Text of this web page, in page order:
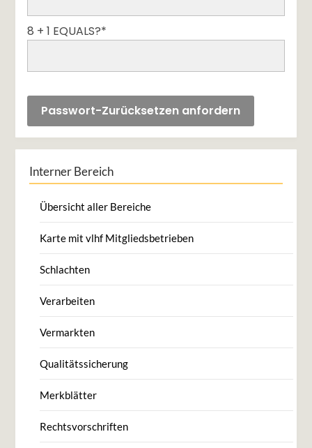
8 + 1 EQUALS?*
Interner Bereich
Übersicht aller Bereiche
Karte mit vlhf Mitgliedsbetrieben
Schlachten
Verarbeiten
Vermarkten
Qualitätssicherung
Merkblätter
Rechtsvorschriften